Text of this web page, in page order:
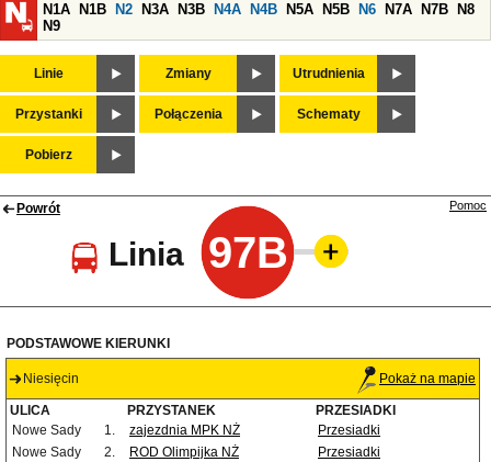
N1A
N1B N2 N3A N3B N4A N4B N5A N5B N6 N7A N7B
N8
N9
Linie Zmiany Utrudnienia
Przystanki Połączenia Schematy
Pobierz
Powrót
Linia 97B
Pomoc
PODSTAWOWE KIERUNKI
Niesięcin Pokaż na mapie
ULICA PRZYSTANEK
PRZESIADKI
Nowe Sady
1. zajezdnia MPK NŻ
Przesiadki
Nowe Sady
2. ROD Olimpijka NŻ
Przesiadki